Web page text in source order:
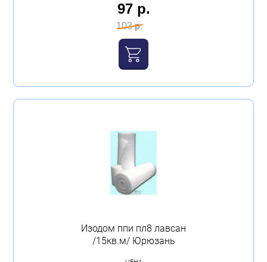
97 р.
103 р.
Изодом ппи пл8 лавсан
/15кв.м/ Юрюзань